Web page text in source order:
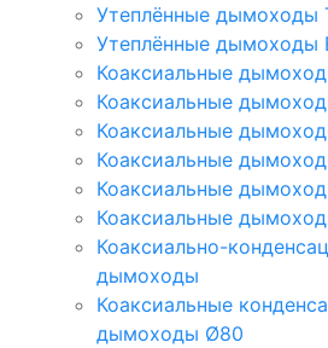
Утеплённые дымоходы
Утеплённые дымоходы
Коаксиальные
Коаксиальные
Коаксиальные
Коаксиальные
Коаксиальные
Коаксиальные
Коаксиально-
дымоходы
Коаксиальные
дымоходы Ø80